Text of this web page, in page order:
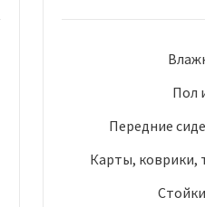
Пол
Передние
Карты, коврики,